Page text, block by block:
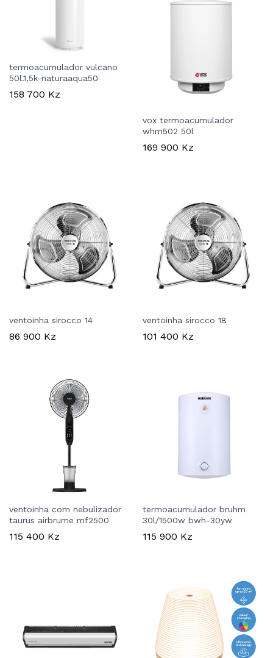
termoacumulador vulcano
50l.1,5k-naturaaqua50
158 700 Kz
vox termoacumulador
whm502 50l
169 900 Kz
ventoinha sirocco 14
86 900 Kz
ventoinha sirocco 18
101 400 Kz
ventoinha com nebulizador
taurus airbrume mf2500
115 400 Kz
termoacumulador bruhm
30l/1500w bwh-30yw
115 900 Kz